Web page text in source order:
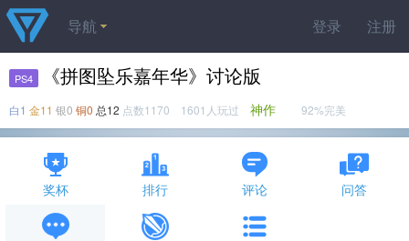
登录 注册
导航
PS4 《拼图坠乐嘉年华》讨论版
白1 金11 银0 铜0 总12 点数1170 1601人玩过 神作 92%完美
奖杯 排行 评论 问答